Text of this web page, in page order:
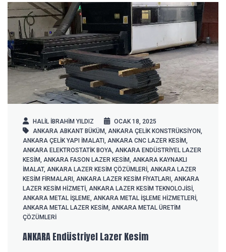
HALIL IBRAHIM YILDIZ
OCAK 18, 2025
ANKARA ABKANT BÜKÜM, ANKARA ÇELIK KONSTRÜKSIYON,
ANKARA ÇELIK YAPI IMALATI , ANKARA CNC LAZER KESIM,
ANKARA ELEKTROSTATIK BOYA, ANKARA ENDÜSTRIYEL LAZER
KESIM, ANKARA FASON LAZER KESIM, ANKARA KAYNAKLI
IMALAT, ANKARA LAZER KESIM ÇÖZÜMLERI, ANKARA LAZER
KESIM FIRMALARI , ANKARA LAZER KESIM FIYATLARI , ANKARA
LAZER KESIM HIZMETI, ANKARA LAZER KESIM TEKNOLOJISI,
ANKARA METAL IŞLEME, ANKARA METAL IŞLEME HIZMETLERI,
ANKARA METAL LAZER KESIM, ANKARA METAL ÜRETIM
ÇÖZÜMLERI
ANKARA Endüstriyel Lazer Kesim